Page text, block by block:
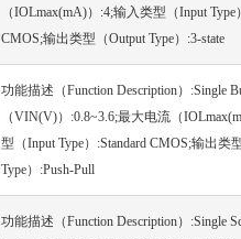
（IOLmax(mA)）:4;输入类型（Input Type
CMOS;输出类型（Output Type）:3-state
功能描述（Function Description）:Single
（VIN(V)）:0.8~3.6;最大电流（
型（Input Type）:Standard CMOS;输出类
Type）:Push-Pull
功能描述（Function Description）:Single